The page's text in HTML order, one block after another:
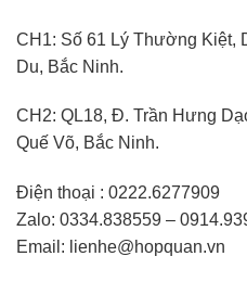
CH1: Số 61 Lý Thường Kiệt,
Du, Bắc Ninh.
CH2: QL18, Đ. Trần Hưng
Quế Võ, Bắc Ninh.
Điện thoại : 0222.6277909
Zalo: 0334.838559 –
Email: lienhe@hopquan.vn